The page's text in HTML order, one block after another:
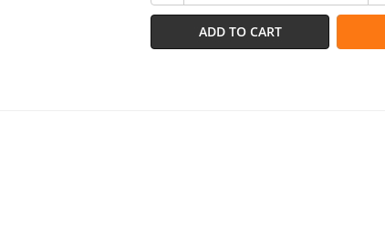
ADD TO CART